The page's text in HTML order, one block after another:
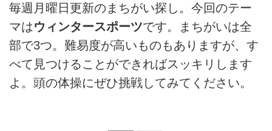
毎週月曜日更新のまちがい探し。今回のテー
マはウィンタースポーツです。まちがいは全
部で3つ。難易度が高いものもありますが、す
べて見つけることができればスッキリします
よ。頭の体操にぜひ挑戦してみてください。